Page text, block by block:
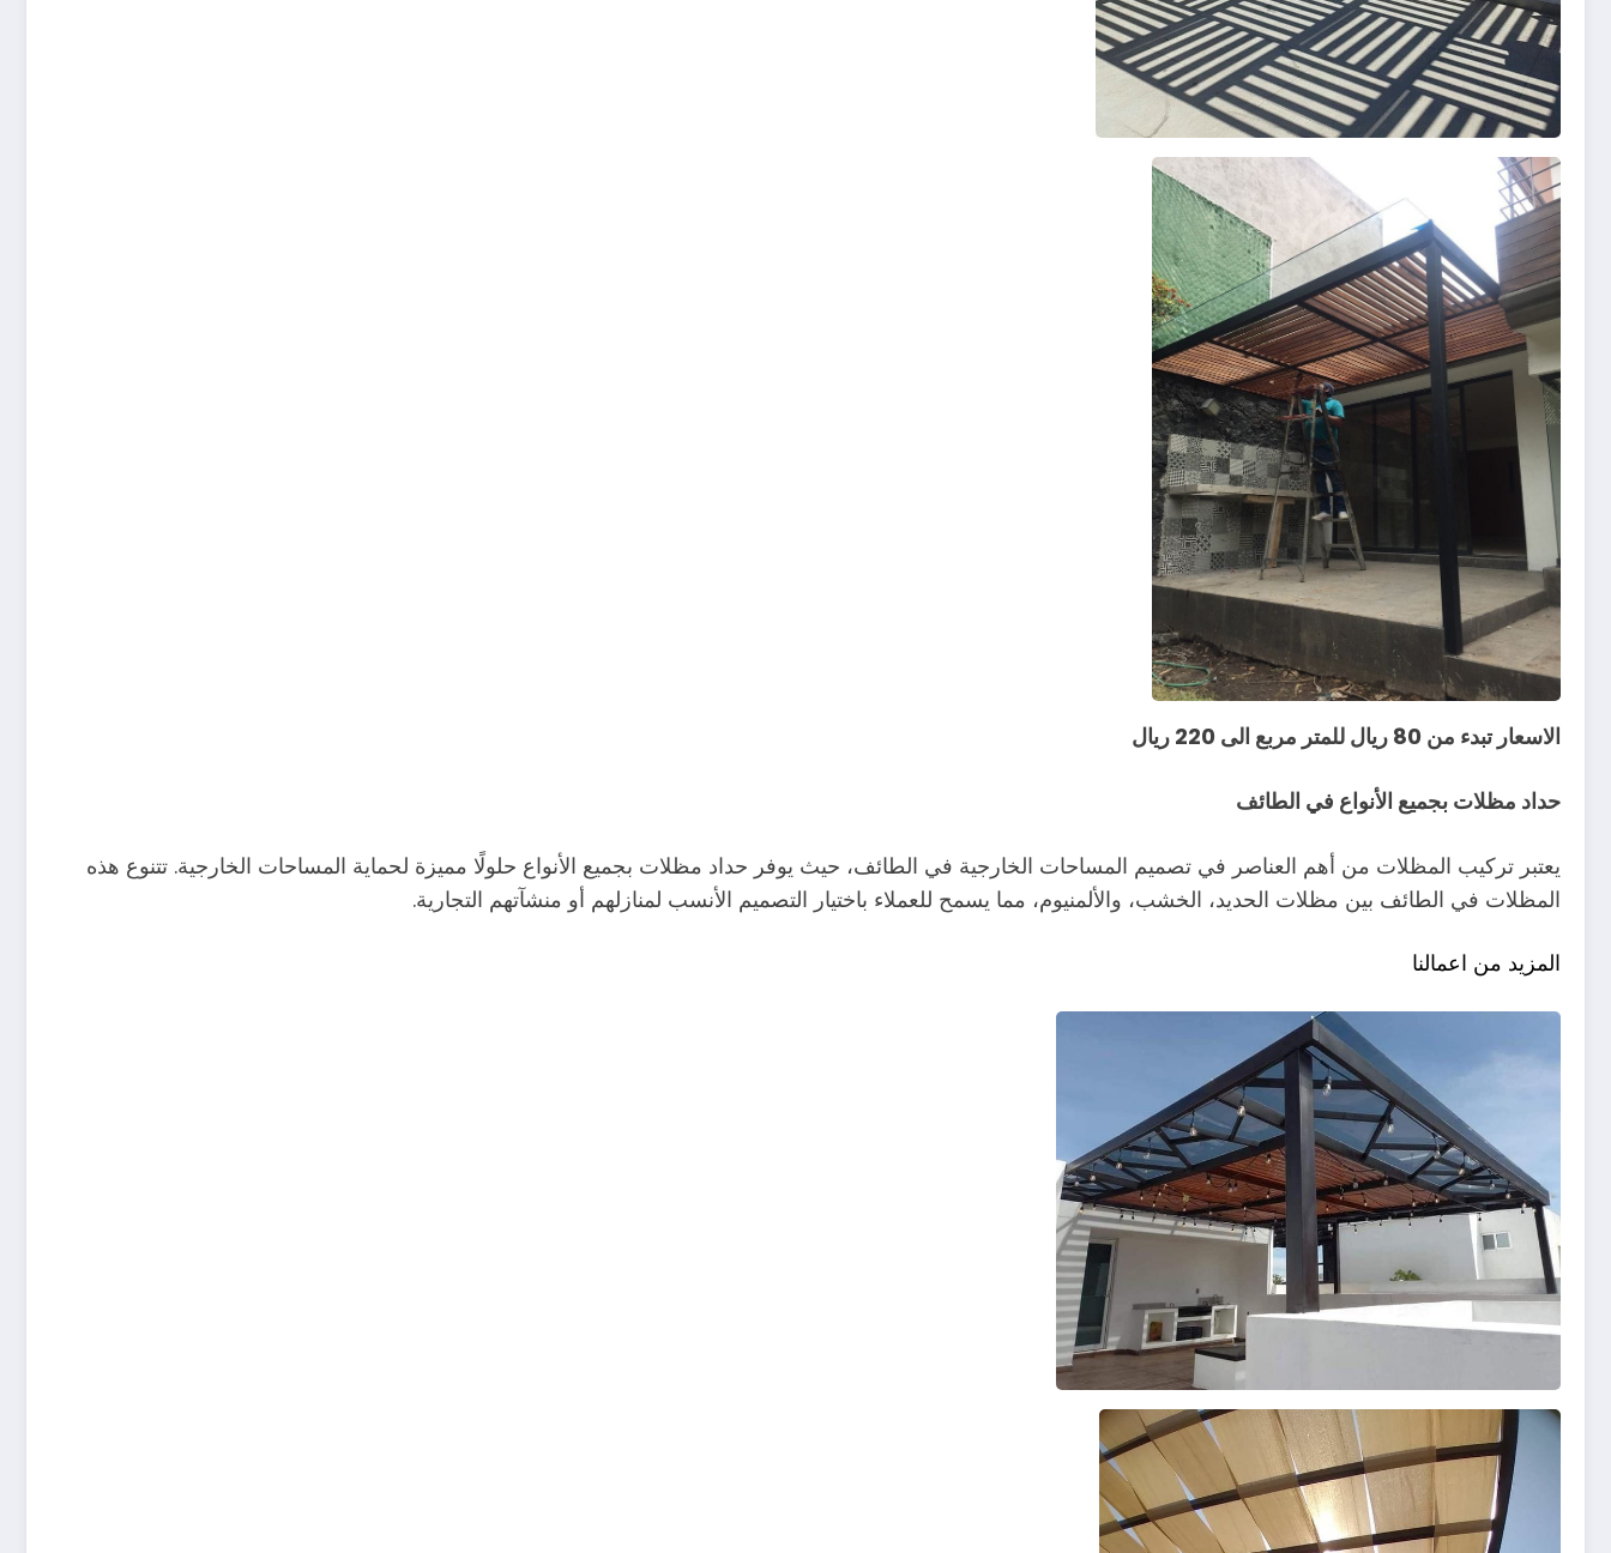
الاسعار تبدء من 80 ريال للمتر مربع الى 220 ريال
حداد مظلات بجميع الأنواع في الطائف
يعتبر تركيب المظلات من أهم العناصر في تصميم المساحات الخارجية في الطائف، حيث يوفر حداد مظلات بجميع الأنواع حلولًا مميزة لحماية المساحات الخارجية. تتنوع هذه
المظلات في الطائف بين مظلات الحديد، الخشب، والألمنيوم، مما يسمح للعملاء باختيار التصميم الأنسب لمنازلهم أو منشآتهم التجارية.
المزيد من اعمالنا